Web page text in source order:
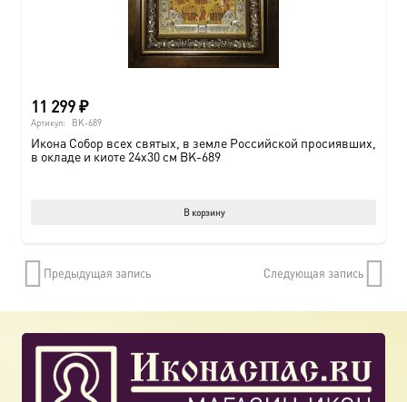
11 299₽
Артикул: BK-689
Икона Собор всех святых, в земле Российской просиявших,
в окладе и киоте 24х30 см BK-689
В корзину
Предыдущая запись Следующая запись